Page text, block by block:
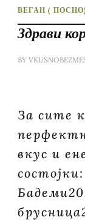
ВЕГАН (
Здрави
BY
За сите
вкус и